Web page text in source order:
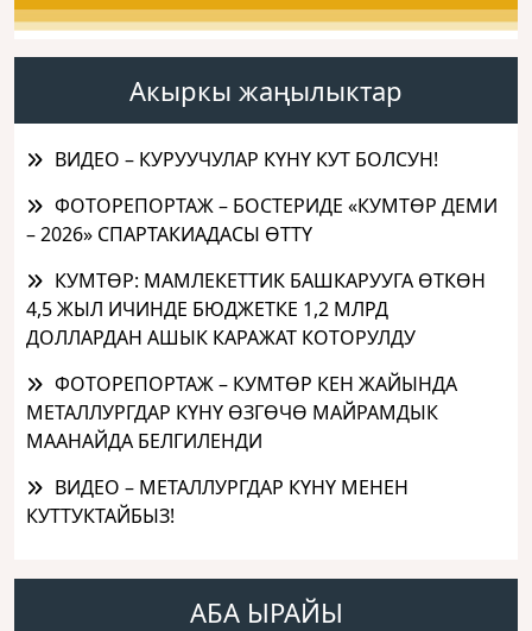
Акыркы жаңылыктар
ВИДЕО – КУРУУЧУЛАР КҮНҮ КУТ БОЛСУН!
ФОТОРЕПОРТАЖ – БОСТЕРИДЕ «КУМТӨР ДЕМИ
– 2026» СПАРТАКИАДАСЫ ӨТТҮ
КУМТӨР: МАМЛЕКЕТТИК БАШКАРУУГА ӨТКӨН
4,5 ЖЫЛ ИЧИНДЕ БЮДЖЕТКЕ 1,2 МЛРД
ДОЛЛАРДАН АШЫК КАРАЖАТ КОТОРУЛДУ
ФОТОРЕПОРТАЖ – КУМТӨР КЕН ЖАЙЫНДА
МЕТАЛЛУРГДАР КҮНҮ ӨЗГӨЧӨ МАЙРАМДЫК
МААНАЙДА БЕЛГИЛЕНДИ
ВИДЕО – МЕТАЛЛУРГДАР КҮНҮ МЕНЕН
КУТТУКТАЙБЫЗ!
АБА ЫРАЙЫ